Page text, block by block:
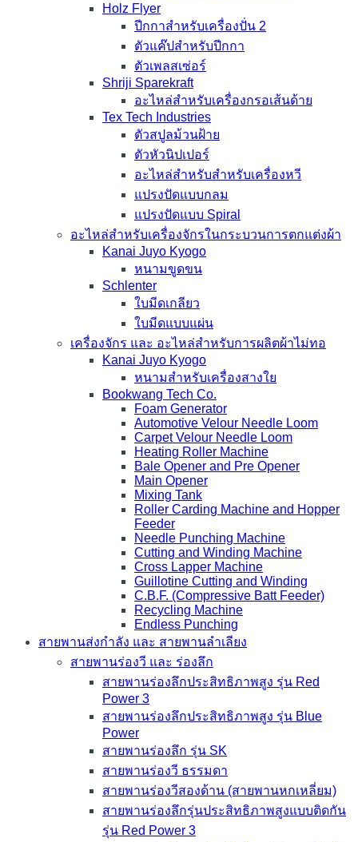
Holz Flyer
ปีกกาสำหรับเครื่องปั่น 2
ตัวแค๊ปสำหรับปีกกา
ตัวเพลสเซ่อร์
Shriji Sparekraft
อะไหล่สำหรับเครื่องกรอเส้นด้าย
Tex Tech Industries
ตัวสปูลม้วนฝ้าย
ตัวหัวนิปเปอร์
อะไหล่สำหรับสำหรับเครื่องหวี
แปรงปัดแบบกลม
แปรงปัดแบบ Spiral
อะไหล่สำหรับเครื่องจักรในกระบวนการตกแต่งผ้า
Kanai Juyo Kyogo
หนามขูดขน
Schlenter
ใบมีดเกลียว
ใบมีดแบบแผ่น
เครื่องจักร และ อะไหล่สำหรับการผลิตผ้าไม่ทอ
Kanai Juyo Kyogo
หนามสำหรับเครื่องสางใย
Bookwang Tech Co.
Foam Generator
Automotive Velour Needle Loom
Carpet Velour Needle Loom
Heating Roller Machine
Bale Opener and Pre Opener
Main Opener
Mixing Tank
Roller Carding Machine and Hopper
Feeder
Needle Punching Machine
Cutting and Winding Machine
Cross Lapper Machine
Guillotine Cutting and Winding
C.B.F. (Compressive Batt Feeder)
Recycling Machine
Endless Punching
สายพานส่งกำลัง และ สายพานลำเลียง
สายพานร่องวี และ ร่องลึก
สายพานร่องลึกประสิทธิภาพสูง รุ่น Red
Power 3
สายพานร่องลึกประสิทธิภาพสูง รุ่น Blue
Power
สายพานร่องลึก รุ่น SK
สายพานร่องวี ธรรมดา
สายพานร่องวีสองด้าน (สายพานหกเหลี่ยม)
สายพานร่องลึกรุ่นประสิทธิภาพสูงแบบติดกัน
รุ่น Red Power 3